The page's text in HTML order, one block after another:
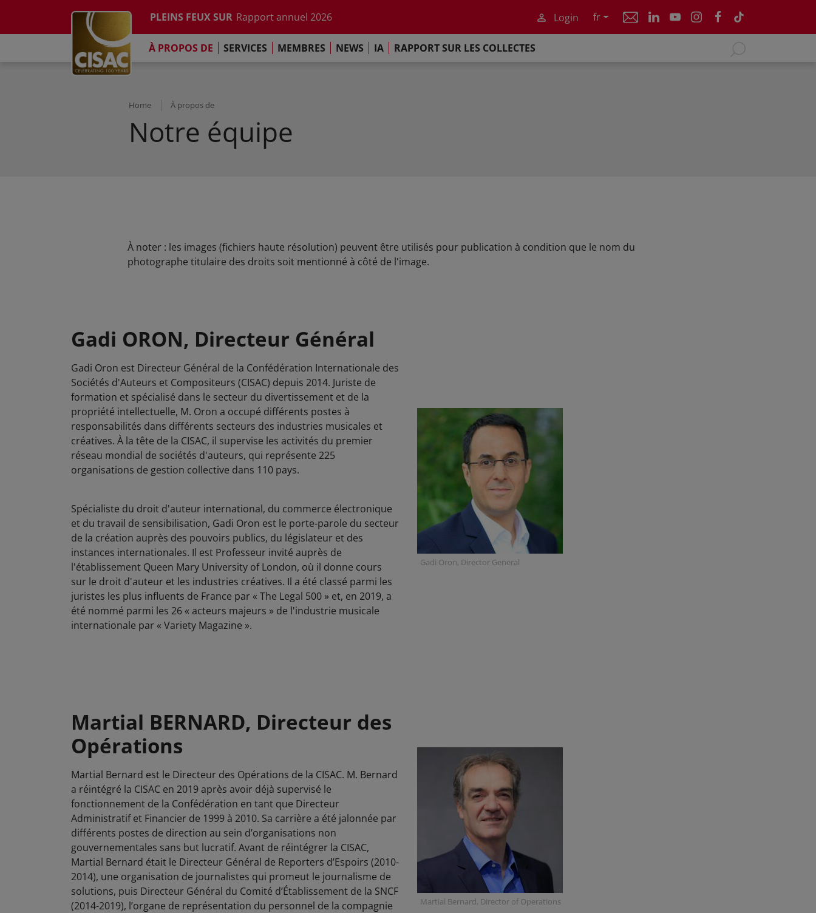
PLEINS FEUX SUR Rapport annuel 2026
L'Engagement de Paris
Rapport sur les Collectes Mondiales 2025
Etude sur l'impact de l'IA
Login fr
LinkedinYoutubeInstagramFacebookTikTok
À PROPOS DE SERVICES MEMBRES NEWS IA RAPPORT SUR LES COLLECTES
Home À propos de
Notre équipe
À noter : les images (fichiers haute résolution) peuvent être utilisés pour publication à condition que le nom du
photographe titulaire des droits soit mentionné à côté de l'image.
Gadi ORON, Directeur Général
Gadi Oron est Directeur Général de la Confédération Internationale des
Sociétés d'Auteurs et Compositeurs (CISAC) depuis 2014. Juriste de
formation et spécialisé dans le secteur du divertissement et de la
propriété intellectuelle, M. Oron a occupé différents postes à
responsabilités dans différents secteurs des industries musicales et
créatives. À la tête de la CISAC, il supervise les activités du premier
réseau mondial de sociétés d'auteurs, qui représente 225
organisations de gestion collective dans 110 pays.
Spécialiste du droit d'auteur international, du commerce électronique
et du travail de sensibilisation, Gadi Oron est le porte-parole du secteur
de la création auprès des pouvoirs publics, du législateur et des
instances internationales. Il est Professeur invité auprès de
l'établissement Queen Mary University of London, où il donne cours
sur le droit d'auteur et les industries créatives. Il a été classé parmi les
juristes les plus influents de France par « The Legal 500 » et, en 2019, a
été nommé parmi les 26 « acteurs majeurs » de l'industrie musicale
internationale par « Variety Magazine ».
Gadi Oron, Director General
Martial BERNARD, Directeur des
Opérations
Martial Bernard est le Directeur des Opérations de la CISAC. M. Bernard
a réintégré la CISAC en 2019 après avoir déjà supervisé le
fonctionnement de la Confédération en tant que Directeur
Administratif et Financier de 1999 à 2010. Sa carrière a été jalonnée par
différents postes de direction au sein d’organisations non
gouvernementales sans but lucratif. Avant de réintégrer la CISAC,
Martial Bernard était le Directeur Général de Reporters d’Espoirs (2010-
2014), une organisation de journalistes qui promeut le journalisme de
solutions, puis Directeur Général du Comité d’Établissement de la SNCF
(2014-2019), l’organe de représentation du personnel de la compagnie
Martial Bernard, Director of Operations